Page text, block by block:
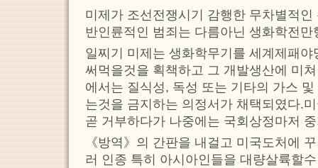
미제가 조선전쟁시기 감행한 무차별적
반인륜적인 범죄는 다름아닌 생화학전만
일찌기 미제는 생화학무기를 세계제패
써먹을것을 획책하고 그 개발생산에 미
에서는 질식성, 독성 또는 기타의 가스
는것을 금지하는 의정서가 채택되였다.
곧 거부하다가 나중에는 국회상정마저
《방역》의 간판을 내걸고 미국도처에
러 인종 특히 아시아인들을 대량살륙할